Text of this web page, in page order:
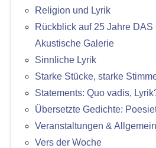
Religion und Lyrik
Rückblick auf 25 Jahre DAS
Akustische Galerie
Sinnliche Lyrik
Starke Stücke, starke
Statements: Quo vadis,
Übersetzte Gedichte:
Veranstaltungen &
Vers der Woche